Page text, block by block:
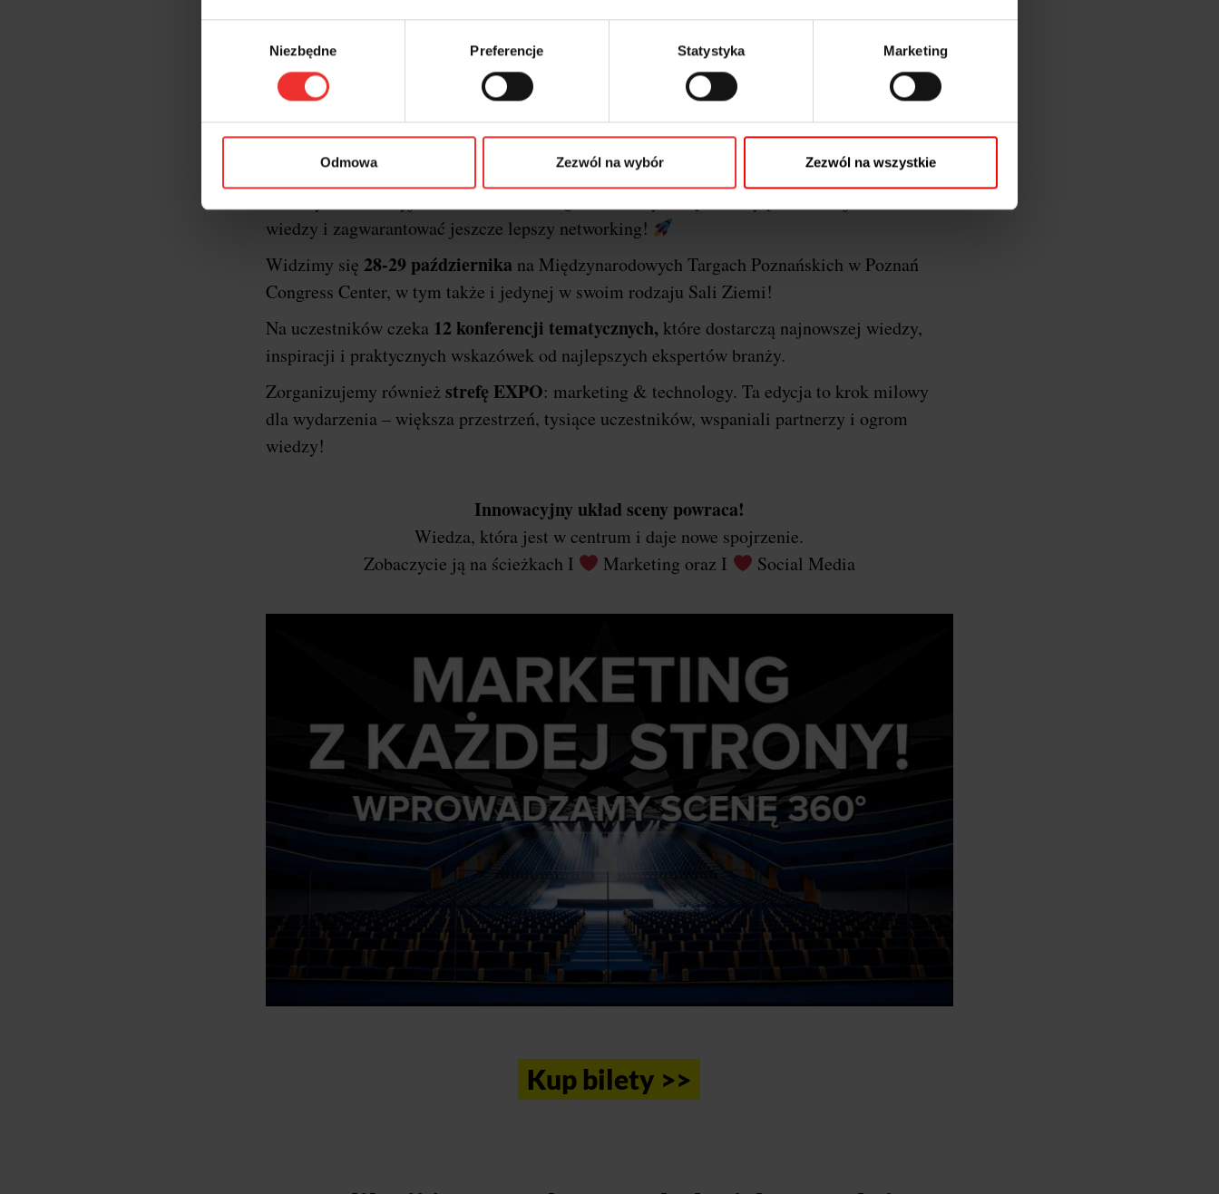
Niezbędne Preferencje Statystyka Marketing
Odmowa Zezwól na wybór Zezwól na wszystkie
Krótko o festiwalu i dlaczego Poznań…
XXII edycja konferencjiI
Marketing & Technology powraca do stolicy Wielkopolski, a
oficjalnym gospodarzem wydarzenia będzie miastoPoznań
Ponownie razem łączymy
wiedzy i zagwarantować jeszcze lepszy networking!
Widzimy się 28-29 października na Międzynarodowych Targach Poznańskich w Poznań
Congress Center, w tym także i jedynej w swoim rodzaju Sali Ziemi!
Na uczestników czeka 12 konferencji tematycznych,które dostarczą najnowszej wiedzy,
inspiracji i praktycznych wskazówek od najlepszych ekspertów branży.
Zorganizujemy również strefę EXPO: marketing & technology. Ta edycja to krok milowy
dla wydarzenia – większa przestrzeń, tysiące uczestników, wspaniali partnerzy i ogrom
wiedzy!
Innowacyjny układ sceny powraca!
Wiedza, która jest w centrum i daje nowe spojrzenie.
Zobaczycie ją na ścieżkach I
Marketing oraz I Social Media
Kup bilety >>